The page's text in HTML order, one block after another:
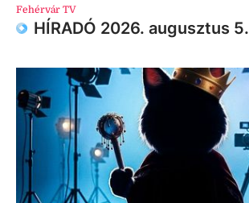
Fehérvár TV
HÍRADÓ 2026. augusztus 5.